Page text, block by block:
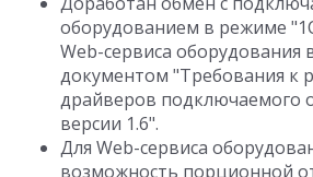
оборудованием в режиме
Web-сервиса оборудования
документом "Требования к
драйверов подключаемого
версии 1.6".
Для Web-сервиса
возможность порционной